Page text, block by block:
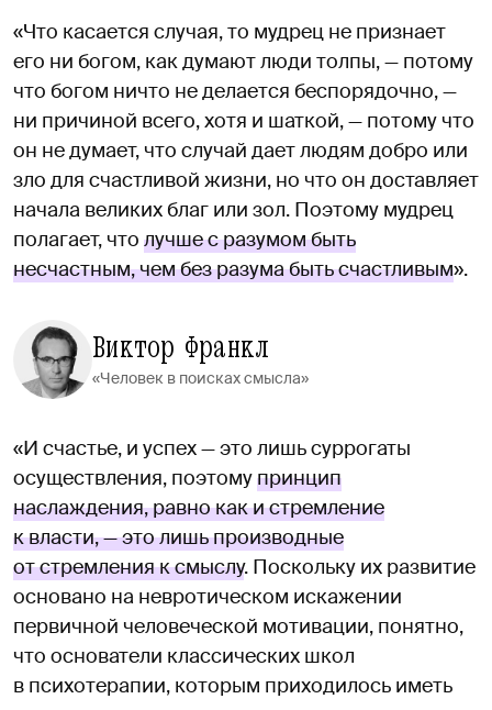
«Что касается случая, то мудрец не признает
его ни богом, как думают люди толпы, — потому
что богом ничто не делается беспорядочно, —
ни причиной всего, хотя и шаткой, — потому что
он не думает, что случай дает людям добро или
зло для счастливой жизни, но что он доставляет
начала великих благ или зол. Поэтому мудрец
полагает, что лучше с разумом быть
несчастным, чем без разума быть счастливым».
Виктор Франкл
«Человек в поисках смысла»
«И счастье, и успех — это лишь суррогаты
осуществления, поэтомупринцип
наслаждения, равно как и стремление
к власти, — это лишь производные
от стремления к смыслу. Поскольку их развитие
основано на невротическом искажении
первичной человеческой мотивации, понятно,
что основатели классических школ
в психотерапии, которым приходилось иметь